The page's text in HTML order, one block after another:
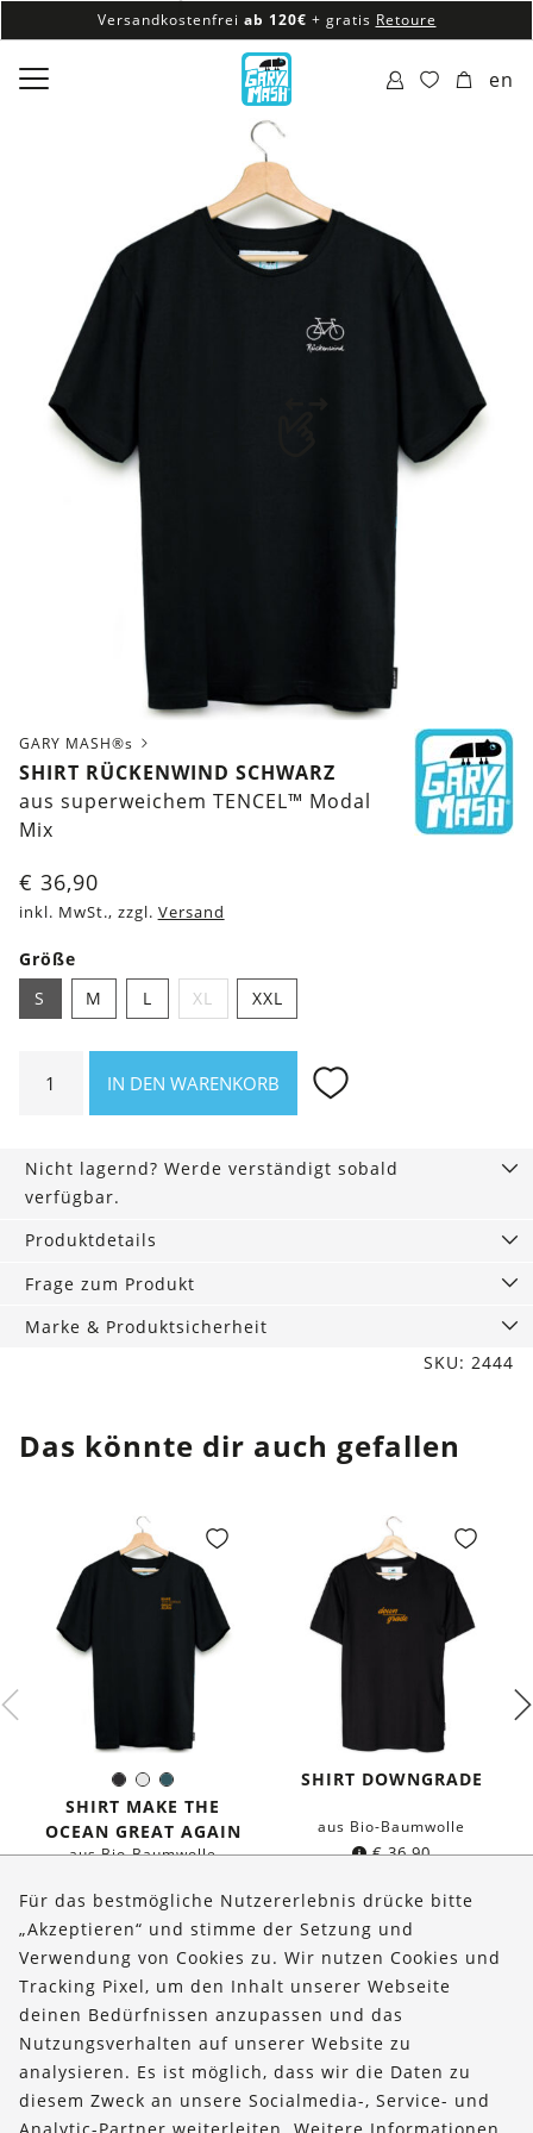
Versandkostenfrei ab 120€ + gratis Retoure
100% veganes & fair produziertes Sortiment
Versandkostenfrei ab 120€
en
GARY MASH®s
SHIRT RÜCKENWIND SCHWARZ
aus superweichem TENCEL™ Modal
Mix
€ 36,90
inkl. MwSt., zzgl. Versand
Größe
S
M L XL XXL
Rückenwind
schwarz
IN DEN WARENKORB
Nicht lagernd? Werde verständigt sobald
verfügbar.
Produktdetails
Frage zum Produkt
Marke & Produktsicherheit
SKU: 2444
Das könnte dir auch gefallen
Schwarz
WeißDunkles
Petrol
Farbe:
SHIRT MAKE THE
OCEAN GREAT AGAIN
aus Bio-Baumwolle
SHIRT DOWNGRADE
aus Bio-Baumwolle
€36,90
Über uns
Bestellungen
Kontakt & Hilfe
FOLLOW US
Für das bestmögliche Nutzererlebnis drücke bitte
„Akzeptieren“ und stimme der Setzung und
Verwendung von Cookies zu. Wir nutzen Cookies und
Tracking Pixel, um den Inhalt unserer Webseite
deinen Bedürfnissen anzupassen und das
Nutzungsverhalten auf unserer Website zu
analysieren. Es ist möglich, dass wir die Daten zu
diesem Zweck an unsere Socialmedia-, Service- und